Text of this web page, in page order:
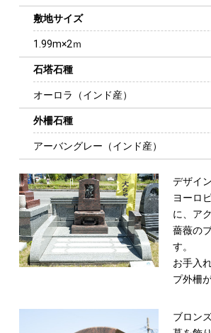
敷地サイズ
1.99m×2ｍ
石塔石種
オーロラ（インド産）
外柵石種
アーバングレー（インド産）
デザイ
ヨーロ
に、ア
薔薇の
す。
お手入
プ外柵
ブロン